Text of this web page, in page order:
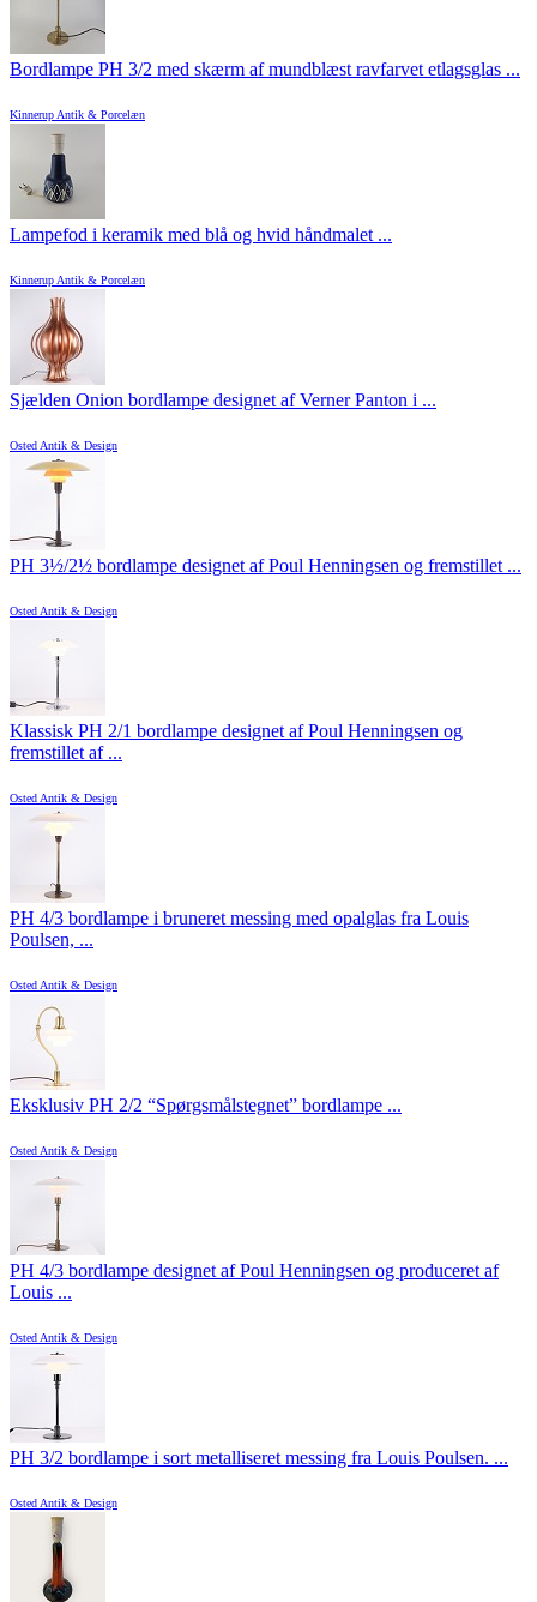
Bordlampe PH 3/2 med skærm af mundblæst ravfarvet etlagsglas ...
Kinnerup Antik & Porcelæn
Lampefod i keramik med blå og hvid håndmalet ...
Kinnerup Antik & Porcelæn
Sjælden Onion bordlampe designet af Verner Panton i ...
Osted Antik & Design
PH 3½/2½ bordlampe designet af Poul Henningsen og fremstillet ...
Osted Antik & Design
Klassisk PH 2/1 bordlampe designet af Poul Henningsen og
fremstillet af ...
Osted Antik & Design
PH 4/3 bordlampe i bruneret messing med opalglas fra Louis
Poulsen, ...
Osted Antik & Design
Eksklusiv PH 2/2 “Spørgsmålstegnet” bordlampe ...
Osted Antik & Design
PH 4/3 bordlampe designet af Poul Henningsen og produceret af
Louis ...
Osted Antik & Design
PH 3/2 bordlampe i sort metalliseret messing fra Louis Poulsen. ...
Osted Antik & Design